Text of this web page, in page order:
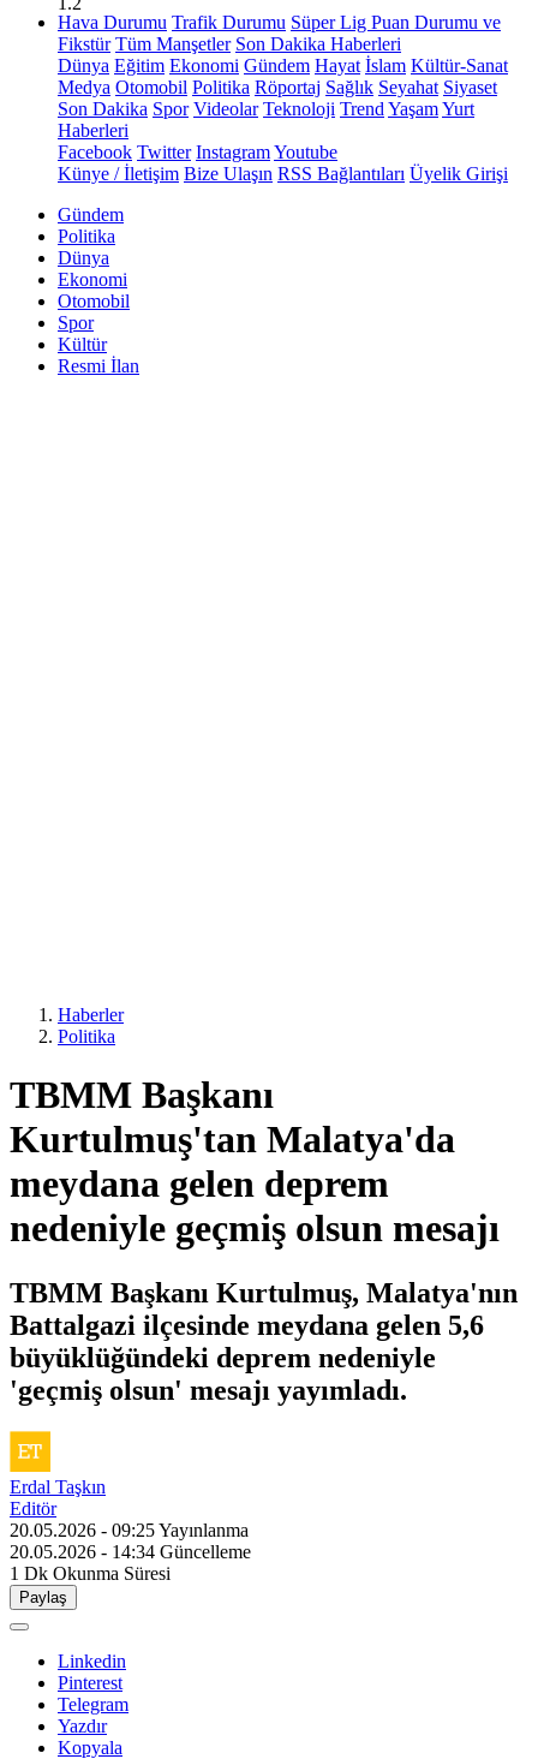
Hava Durumu Trafik Durumu Süper Lig Puan Durumu ve
Fikstür Tüm Manşetler Son Dakika Haberleri
Dünya Eğitim Ekonomi Gündem Hayat İslam Kültür-Sanat
Medya Otomobil Politika Röportaj Sağlık Seyahat Siyaset
Son Dakika Spor Videolar Teknoloji Trend YaşamYurt
Haberleri
Facebook Twitter InstagramYoutube
Künye / İletişim Bize Ulaşın RSS Bağlantıları Üyelik Girişi
Gündem
Politika
Dünya
Ekonomi
Otomobil
Spor
Kültür
Resmi İlan
Haberler
Politika
TBMM Başkanı
Kurtulmuş'tan Malatya'da
meydana gelen deprem
nedeniyle geçmiş olsun mesajı
TBMM Başkanı Kurtulmuş, Malatya'nın
Battalgazi ilçesinde meydana gelen 5,6
büyüklüğündeki deprem nedeniyle
'geçmiş olsun' mesajı yayımladı.
Erdal Taşkın
Editör
20.05.2026 - 09:25Yayınlanma
20.05.2026 - 14:34 Güncelleme
1 Dk Okunma Süresi
Paylaş
Linkedin
Pinterest
Telegram
Yazdır
Kopyala